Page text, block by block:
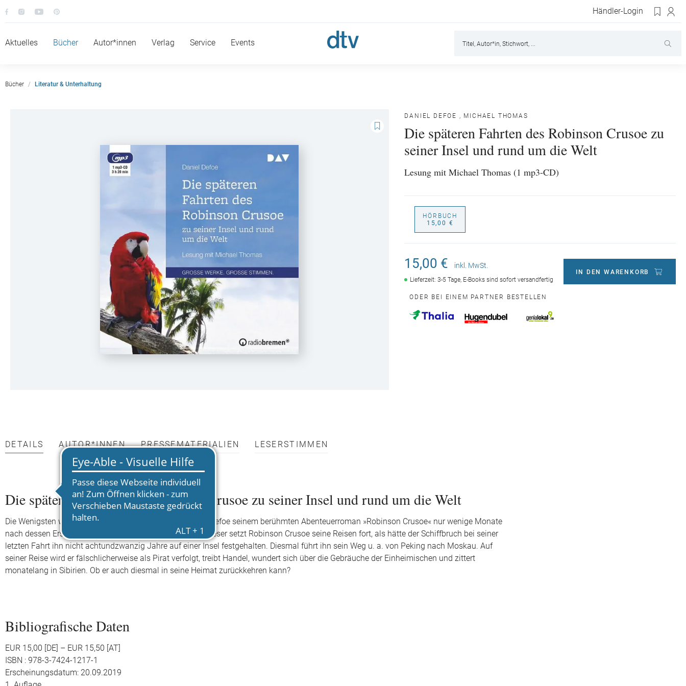
Händler-Login
Aktuelles Bücher Autor*innen Verlag Service Events
Bücher Literatur & Unterhaltung
DANIEL DEFOE , MICHAEL THOMAS
Die späteren Fahrten des Robinson Crusoe zu
seiner Insel und rund um die Welt
Lesung mit Michael Thomas (1 mp3-CD)
HÖRBUCH
15,00 €
15,00 € inkl. MwSt.
Lieferzeit: 3-5 Tage, E-Books sind sofort versandfertig
IN DEN WARENKORB
ODER BEI EINEM PARTNER BESTELLEN
DETAILS AUTOR*INNEN PRESSEMATERIALIEN LESERSTIMMEN
Die späteren Fahrten des Robinson Crusoe zu seiner Insel und rund um die Welt
Die Wenigsten wissen wohl, dass der Schriftsteller Daniel Defoe seinem berühmten Abenteuerroman »Robinson Crusoe« nur wenige Monate
nach dessen Erscheinen eine Fortsetzung folgen ließ. In dieser setzt Robinson Crusoe seine Reisen fort, als hätte der Schiffbruch bei seiner
letzten Fahrt ihn nicht achtundzwanzig Jahre auf einer Insel festgehalten. Diesmal führt ihn sein Weg u. a. von Peking nach Moskau. Auf
seiner Reise wird er fälschlicherweise als Pirat verfolgt, treibt Handel, wundert sich über die Gebräuche der Einheimischen und zittert
monatelang in Sibirien. Ob er auch diesmal in seine Heimat zurückkehren kann?
Bibliografische Daten
EUR 15,00 [DE] – EUR 15,50 [AT]
ISBN : 978-3-7424-1217-1
Erscheinungsdatum: 20.09.2019